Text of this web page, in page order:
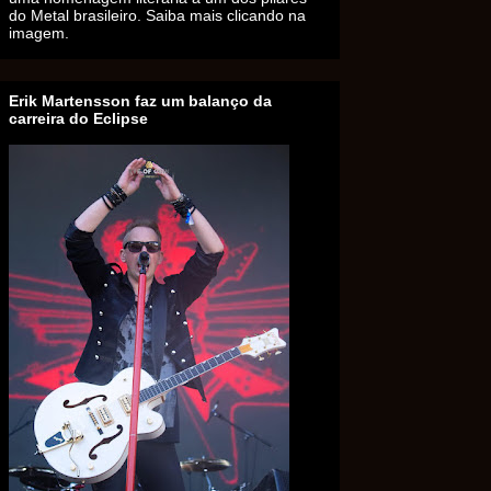
do Metal brasileiro. Saiba mais clicando na
imagem.
Erik Martensson faz um balanço da
carreira do Eclipse